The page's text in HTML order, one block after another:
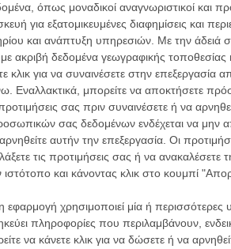
όπως μοναδικοί αναγνωριστικοί και
για εξατομικευμένες διαφημίσεις και
και ανάπτυξη υπηρεσιών. Με την άδειά
ακριβή δεδομένα γεωγραφικής τοποθεσίας
για να συναινέσετε στην επεξεργασία
Εναλλακτικά, μπορείτε να αποκτήσετε
σας πριν συναινέσετε ή να
σας δεδομένων ενδέχεται να μην
αυτήν την επεξεργασία. Οι
τις προτιμήσεις σας ή να ανακαλέσετε
και κάνοντας κλικ στο κουμπί
χρησιμοποιεί μία ή περισσότερες
πληροφορίες που περιλαμβάνουν,
να κάνετε κλικ για να δώσετε ή να
πριν το φινάλε
Εγγράψου
Θέλω